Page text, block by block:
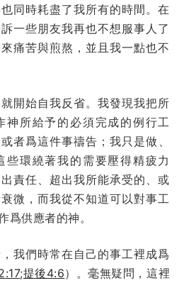
同時耗盡了我所有的時間。在
一些朋友我再也不想服事人了
痛苦與煎熬，並且我一點也不
開始自我反省。我發現我把所
神所給予的必須完成的例行工
者爲這件事禱告；我只是做、
些環繞著我的需要壓得精疲力
責任、超出我所能承受的、或
微，而我從不知道可以對事工
爲供應者的神。
我們時常在自己的事工裡成爲
;提後4:6）。毫無疑問，這裡